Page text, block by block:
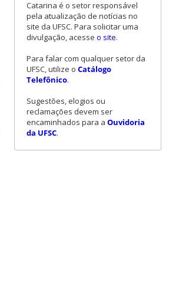
Catarina é o setor responsável
pela atualização de notícias no
site da UFSC. Para solicitar uma
divulgação, acesse o site.
Para falar com qualquer setor da
UFSC, utilize o Catálogo
Telefônico.
Sugestões, elogios ou
reclamações devem ser
encaminhados para a Ouvidoria
da UFSC.